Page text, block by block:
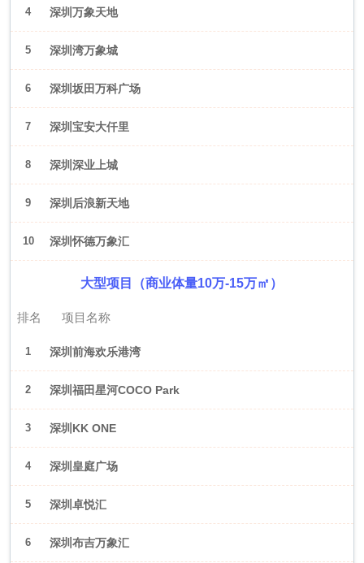
4 深圳万象天地
5 深圳湾万象城
6 深圳坂田万科广场
7 深圳宝安大仟里
8 深圳深业上城
9 深圳后浪新天地
10 深圳怀德万象汇
大型项目（商业体量10万-15万㎡）
排名 项目名称
1 深圳前海欢乐港湾
2 深圳福田星河COCO Park
3 深圳KK ONE
4 深圳皇庭广场
5 深圳卓悦汇
6 深圳布吉万象汇